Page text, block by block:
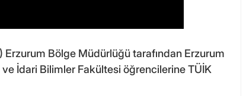
Erzurum Bölge Müdürlüğü tarafından Erzurum
İdari Bilimler Fakültesi öğrencilerine TÜİK